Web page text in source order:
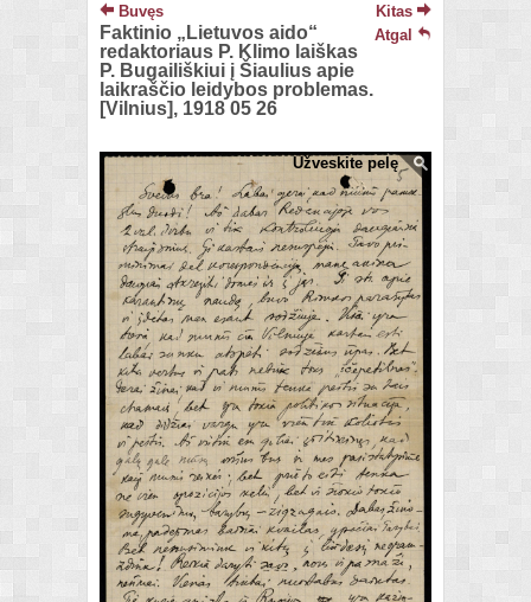
Buvęs
Kitas
Atgal
Faktinio „Lietuvos aido“
redaktoriaus P. Klimo laiškas
P. Bugailiškiui į Šiaulius apie
laikraščio leidybos problemas.
[Vilnius], 1918 05 26
Užveskite pelę